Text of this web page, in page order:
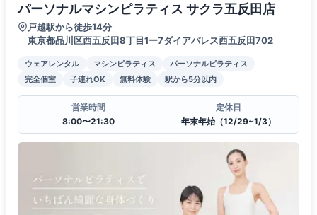
パーソナルマシンピラティス サクラ五反田店
戸越駅から徒歩14分
東京都品川区西五反田8丁目1ー7ダイアパレス西五反田702
ウェアレンタル マシンピラティス
パーソナルピラティス
完全個室
子連れOK 無料体験 駅から5分以内
営業時間
8:00〜21:30
定休日
年末年始（12/29~1/3）